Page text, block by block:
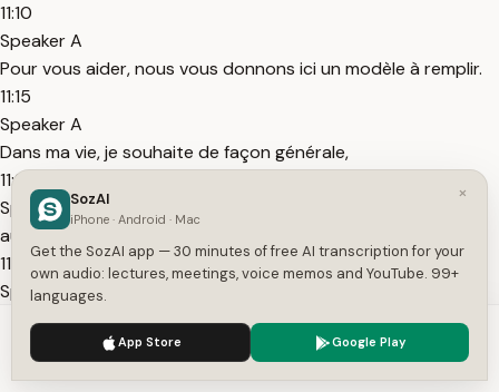
11:10
Speaker A
Pour vous aider, nous vous donnons ici un modèle à remplir.
11:15
Speaker A
Dans ma vie, je souhaite de façon générale,
11:20
Speaker A
au niveau de l'argent,
11:23
Speaker A
au niveau de l'affectif,
We use cookies to enhance your experience.
×
SozAI
iPhone · Android · Mac
Get the SozAI app — 30 minutes of free AI transcription for your
own audio: lectures, meetings, voice memos and YouTube. 99+
languages.
App Store Google Play